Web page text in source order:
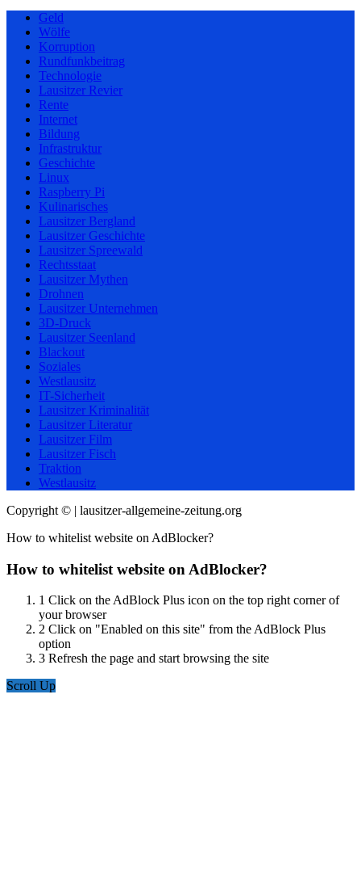
Geld
Wölfe
Korruption
Rundfunkbeitrag
Technologie
Lausitzer Revier
Rente
Internet
Bildung
Infrastruktur
Geschichte
Linux
Raspberry Pi
Kulinarisches
Lausitzer Bergland
Lausitzer Geschichte
Lausitzer Spreewald
Rechtsstaat
Lausitzer Mythen
Drohnen
Lausitzer Unternehmen
3D-Druck
Lausitzer Seenland
Blackout
Soziales
Westlausitz
IT-Sicherheit
Lausitzer Kriminalität
Lausitzer Literatur
Lausitzer Film
Lausitzer Fisch
Traktion
Westlausitz
Copyright © | lausitzer-allgemeine-zeitung.org
How to whitelist website on AdBlocker?
How to whitelist website on AdBlocker?
1 Click on the AdBlock Plus icon on the top right corner of
your browser
2 Click on "Enabled on this site" from the AdBlock Plus
option
3 Refresh the page and start browsing the site
Scroll Up